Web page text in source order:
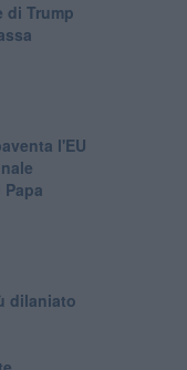
di Trump
l'EU
dilaniato